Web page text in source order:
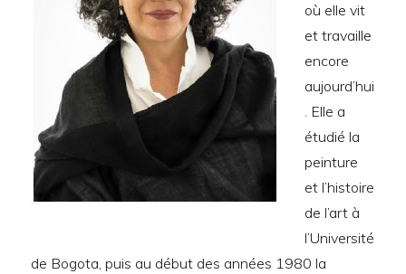
où elle vit
et travaille
encore
aujourd’hui
. Elle a
étudié la
peinture
et l’histoire
de l’art à
l’Université
de Bogota, puis au début des années 1980 la